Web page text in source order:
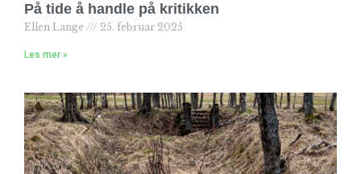
På tide å handle på kritikken
Ellen Lange 25. februar 2025
Les mer »